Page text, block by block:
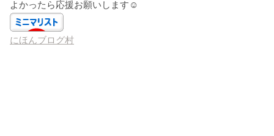
よかったら応援お願いします☺️
にほんブログ村